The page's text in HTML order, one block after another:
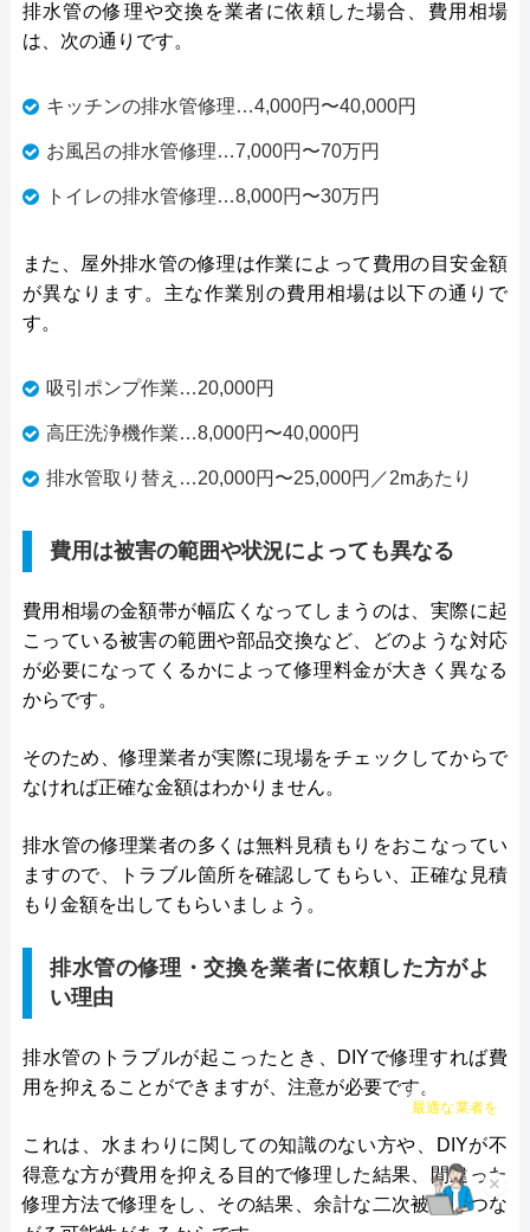
排水管の修理や交換を業者に依頼した場合、費用相場
は、次の通りです。
キッチンの排水管修理…4,000円〜40,000円
お風呂の排水管修理…7,000円〜70万円
トイレの排水管修理…8,000円〜30万円
また、屋外排水管の修理は作業によって費用の目安金額
が異なります。主な作業別の費用相場は以下の通りで
す。
吸引ポンプ作業…20,000円
高圧洗浄機作業…8,000円〜40,000円
排水管取り替え…20,000円〜25,000円／2mあたり
費用は被害の範囲や状況によっても異なる
費用相場の金額帯が幅広くなってしまうのは、実際に起
こっている被害の範囲や部品交換など、どのような対応
が必要になってくるかによって修理料金が大きく異なる
からです。
そのため、修理業者が実際に現場をチェックしてからで
なければ正確な金額はわかりません。
排水管の修理業者の多くは無料見積もりをおこなってい
ますので、トラブル箇所を確認してもらい、正確な見積
もり金額を出してもらいましょう。
排水管の修理・交換を業者に依頼した方がよ
い理由
排水管のトラブルが起こったとき、DIYで修理すれば費
用を抑えることができますが、注意が必要です。
これは、水まわりに関しての知識のない方や、DIYが不
得意な方が費用を抑える目的で修理した結果、間違った
修理方法で修理をし、その結果、余計な二次被害につな
×
チャット診断で
最適な業者を